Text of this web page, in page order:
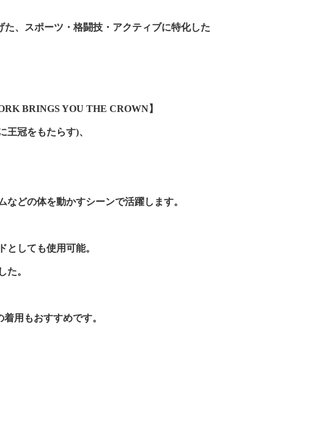
、スポーツ・格闘技・アクティブに特化した
BRINGS YOU THE CROWN】
王冠をもたらす)、
どの体を動かすシーンで活躍します。
しても使用可能。
た。
用もおすすめです。